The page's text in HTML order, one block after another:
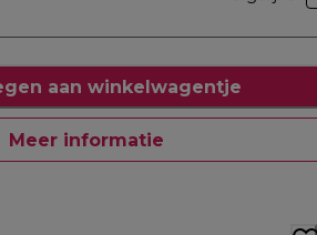
aan winkelwagentje
Meer informatie